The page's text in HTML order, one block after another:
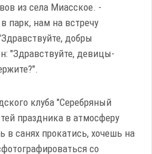
из села Миасское. -
парк, нам на встречу
добры
"Здравствуйте, девицы-
клуба "Серебряный
праздника в атмосферу
в санях прокатись, хочешь на
со